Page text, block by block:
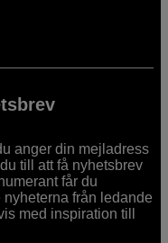
anger din mejladress
till att få nyhetsbrev
får du
från ledande
med inspiration till